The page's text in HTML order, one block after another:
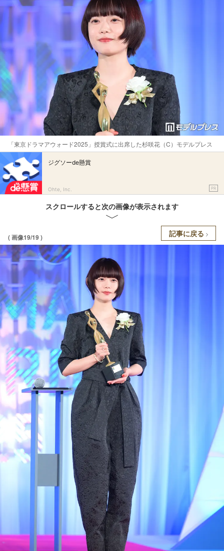
「東京ドラマアウォード2025」授賞式に出席した杉咲花（C）モデルプレス
ジグソーde懸賞
Ohte, Inc. PR
スクロールすると次の画像が表示されます
( 画像19/19 ) 記事に戻る